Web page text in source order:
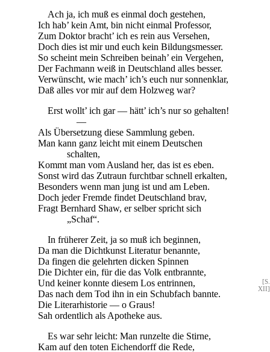
Ach ja, ich muß es einmal doch gestehen,
Ich hab’ kein Amt, bin nicht einmal Professor,
Zum Doktor bracht’ ich es rein aus Versehen,
Doch dies ist mir und euch kein Bildungsmesser.
So scheint mein Schreiben beinah’ ein Vergehen,
Der Fachmann weiß in Deutschland alles besser.
Verwünscht, wie mach’ ich’s euch nur sonnenklar,
Daß alles vor mir auf dem Holzweg war?
Erst wollt’ ich gar — hätt’ ich’s nur so gehalten!
—
Als Übersetzung diese Sammlung geben.
Man kann ganz leicht mit einem Deutschen
schalten,
Kommt man vom Ausland her, das ist es eben.
Sonst wird das Zutraun furchtbar schnell erkalten,
Besonders wenn man jung ist und am Leben.
Doch jeder Fremde findet Deutschland brav,
Fragt Bernhard Shaw, er selber spricht sich
„Schaf“.
In früherer Zeit, ja so muß ich beginnen,
Da man die Dichtkunst Literatur benannte,
Da fingen die gelehrten dicken Spinnen
Die Dichter ein, für die das Volk entbrannte,
[S.
XII]
Und keiner konnte diesem Los entrinnen,
Das nach dem Tod ihn in ein Schubfach bannte.
Die Literarhistorie — o Graus!
Sah ordentlich als Apotheke aus.
Es war sehr leicht: Man runzelte die Stirne,
Kam auf den toten Eichendorff die Rede,